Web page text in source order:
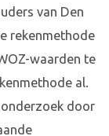
van Den
rekenmethode
waarden te
al.
door